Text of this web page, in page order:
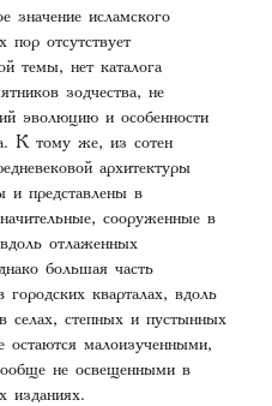
значение исламского
пор отсутствует
темы, нет каталога
зодчества, не
эволюцию и особенности
К тому же, из сотен
архитектуры
и представлены в
сооруженные в
отлаженных
большая часть
кварталах, вдоль
селах, степных и пустынных
остаются малоизученными,
не освещенными в
изданиях.